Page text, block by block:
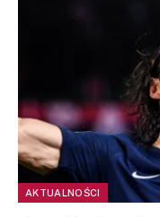
AKTUALNOŚCI